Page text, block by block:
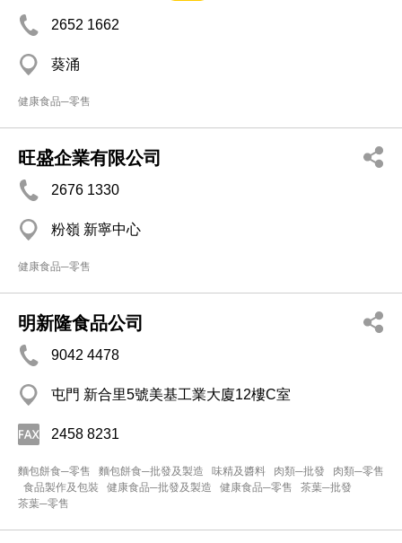
2652 1662
葵涌
健康食品─零售
旺盛企業有限公司
2676 1330
粉嶺 新寧中心
健康食品─零售
明新隆食品公司
9042 4478
屯門 新合里5號美基工業大廈12樓C室
2458 8231
麵包餅食─零售 麵包餅食─批發及製造 味精及醬料 肉類─批發
肉類─零售
食品製作及包裝
健康食品─批發及製造 健康食品─零售
茶葉─批發
茶葉─零售